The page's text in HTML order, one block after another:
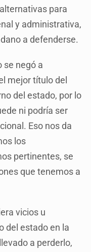
para
y administrativa,
a defenderse.
se negó a
mejor título del
del estado, por lo
ni podría ser
Eso nos da
los
pertinentes, se
que tenemos a
vicios u
del estado en la
a perderlo,